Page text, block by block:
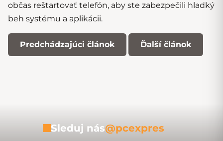
občas reštartovať telefón, aby ste zabezpečili hladký
beh systému a aplikácii.
Predchádzajúci článok Ďalší článok
Sleduj nás@pcexpres